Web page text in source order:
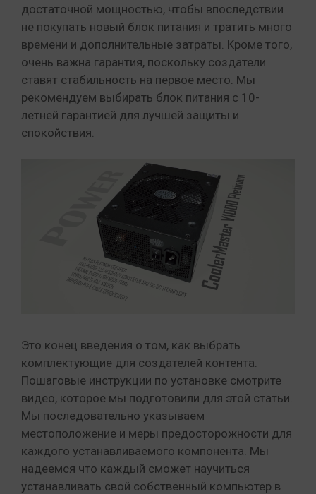
достаточной мощностью, чтобы впоследствии
не покупать новый блок питания и тратить много
времени и дополнительные затраты. Кроме того,
очень важна гарантия, поскольку создатели
ставят стабильность на первое место. Мы
рекомендуем выбирать блок питания с 10-
летней гарантией для лучшей защиты и
спокойствия.
Это конец введения о том, как выбрать
комплектующие для создателей контента.
Пошаговые инструкции по установке смотрите
видео, которое мы подготовили для этой статьи.
Мы последовательно указываем
местоположение и меры предосторожности для
каждого устанавливаемого компонента. Мы
надеемся что каждый сможет научиться
устанавливать свой собственный компьютер в